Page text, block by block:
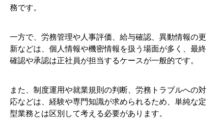
務です。
一方で、労務管理や人事評価、給与確認、異動情報の更
新などは、個人情報や機密情報を扱う場面が多く、最終
確認や承認は正社員が担当するケースが一般的です。
また、制度運用や就業規則の判断、労務トラブルへの対
応などは、経験や専門知識が求められるため、単純な定
型業務とは区別して考える必要があります。